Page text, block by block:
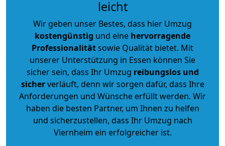
leicht
Wir geben unser Bestes, dass hier Umzug
kostengünstig und eine hervorragende
Professionalitätsowie Qualität bietet. Mit
unserer Unterstützung in Essen können Sie
sicher sein, dass Ihr Umzug reibungslos und
sicherverläuft, denn wir sorgen dafür, dass Ihre
Anforderungen und Wünsche erfüllt werden. Wir
haben die besten Partner, um Ihnen zu helfen
und sicherzustellen, dass Ihr Umzug nach
Viernheim ein erfolgreicher ist.